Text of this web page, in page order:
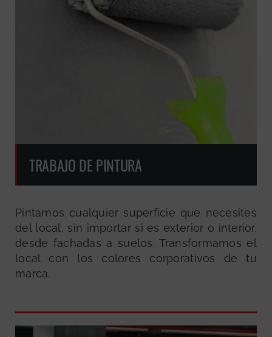
TRABAJO DE PINTURA
Pintamos cualquier superficie que necesites
del local, sin importar si es exterior o interior,
desde fachadas a suelos. Transformamos el
local con los colores corporativos de tu
marca.